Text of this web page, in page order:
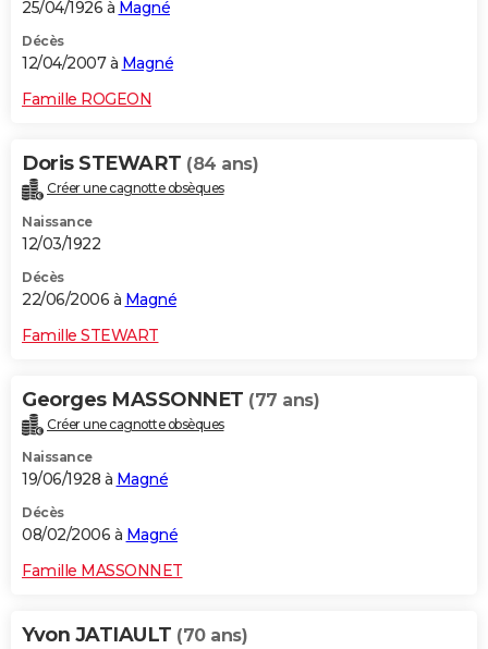
25/04/1926 à Magné
Décès
12/04/2007 à Magné
Famille ROGEON
Doris STEWART (84 ans)
Créer une cagnotte obsèques
Naissance
12/03/1922
Décès
22/06/2006 à Magné
Famille STEWART
Georges MASSONNET (77 ans)
Créer une cagnotte obsèques
Naissance
19/06/1928 à Magné
Décès
08/02/2006 à Magné
Famille MASSONNET
Yvon JATIAULT (70 ans)